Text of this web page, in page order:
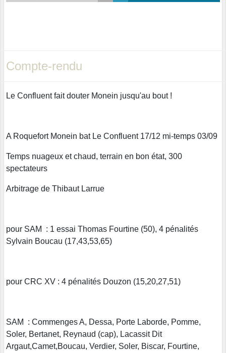
Compte-rendu
Le Confluent fait douter Monein jusqu'au bout !
A Roquefort Monein bat Le Confluent 17/12 mi-temps 03/09
Temps nuageux et chaud, terrain en bon état, 300
spectateurs
Arbitrage de Thibaut Larrue
pour SAM : 1 essai Thomas Fourtine (50), 4 pénalités
Sylvain Boucau (17,43,53,65)
pour CRC XV : 4 pénalités Douzon (15,20,27,51)
SAM : Commenges A, Dessa, Porte Laborde, Pomme,
Soler, Bertanet, Reynaud (cap), Lacassit Dit
Argaut,Camet,Boucau, Verdier, Soler, Biscar, Fourtine,